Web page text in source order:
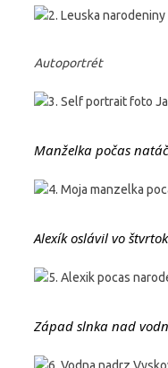
Autoportrét
Manželka počas
Alexík oslávil vo
Západ slnka nad